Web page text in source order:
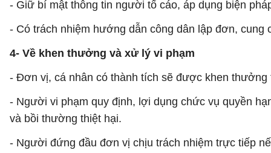
- Giữ bí mật thông tin người tố cáo, áp dụng biện
- Có trách nhiệm hướng dẫn công dân lập đơn, cung
4- Về khen thưởng và xử lý vi phạm
- Đơn vị, cá nhân có thành tích sẽ được khen thưởng
- Người vi phạm quy định, lợi dụng chức vụ quyền
và bồi thường thiệt hại.
- Người đứng đầu đơn vị chịu trách nhiệm trực tiếp